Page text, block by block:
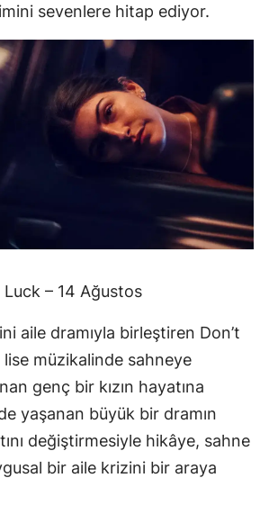
sevenlere hitap ediyor.
Luck – 14 Ağustos
aile dramıyla birleştiren Don’t
müzikalinde sahneye
genç bir kızın hayatına
yaşanan büyük bir dramın
değiştirmesiyle hikâye, sahne
bir aile krizini bir araya